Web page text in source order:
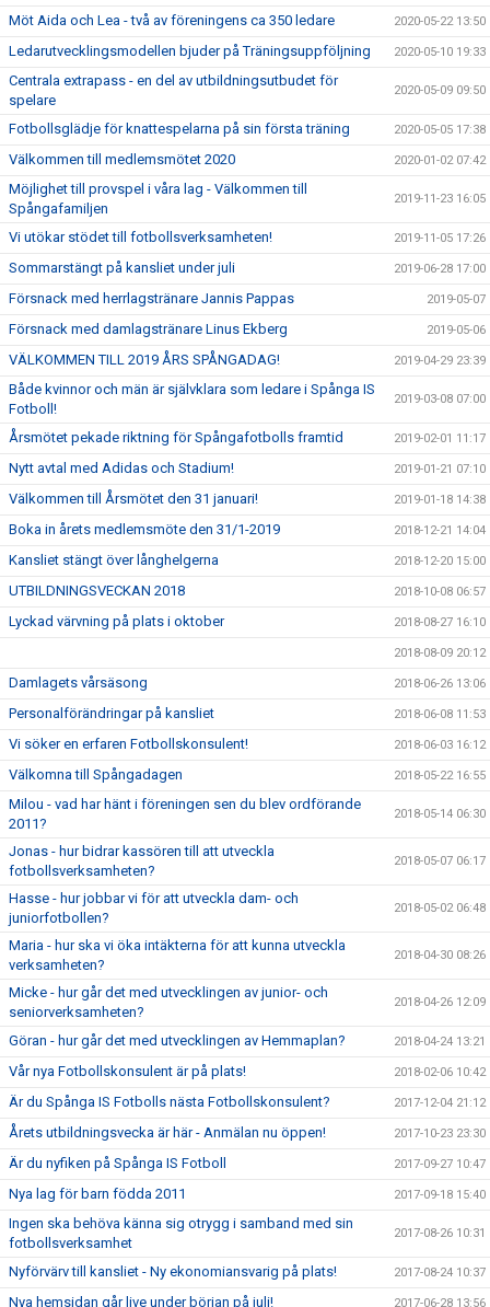
Möt Aida och Lea - två av föreningens ca 350 ledare 2020-05-22 13:50
Ledarutvecklingsmodellen bjuder på Träningsuppföljning 2020-05-10 19:33
Centrala extrapass - en del av utbildningsutbudet för
spelare
2020-05-09 09:50
Fotbollsglädje för knattespelarna på sin första träning 2020-05-05 17:38
Välkommen till medlemsmötet 2020 2020-01-02 07:42
Möjlighet till provspel i våra lag - Välkommen till
Spångafamiljen
2019-11-23 16:05
Vi utökar stödet till fotbollsverksamheten! 2019-11-05 17:26
Sommarstängt på kansliet under juli 2019-06-28 17:00
Försnack med herrlagstränare Jannis Pappas 2019-05-07
Försnack med damlagstränare Linus Ekberg 2019-05-06
VÄLKOMMEN TILL 2019 ÅRS SPÅNGADAG! 2019-04-29 23:39
Både kvinnor och män är självklara som ledare i Spånga IS
Fotboll!
2019-03-08 07:00
Årsmötet pekade riktning för Spångafotbolls framtid 2019-02-01 11:17
Nytt avtal med Adidas och Stadium! 2019-01-21 07:10
Välkommen till Årsmötet den 31 januari! 2019-01-18 14:38
Boka in årets medlemsmöte den 31/1-2019 2018-12-21 14:04
Kansliet stängt över långhelgerna 2018-12-20 15:00
UTBILDNINGSVECKAN 2018 2018-10-08 06:57
Lyckad värvning på plats i oktober 2018-08-27 16:10
2018-08-09 20:12
Damlagets vårsäsong 2018-06-26 13:06
Personalförändringar på kansliet 2018-06-08 11:53
Vi söker en erfaren Fotbollskonsulent! 2018-06-03 16:12
Välkomna till Spångadagen 2018-05-22 16:55
Milou - vad har hänt i föreningen sen du blev ordförande
2011?
2018-05-14 06:30
Jonas - hur bidrar kassören till att utveckla
fotbollsverksamheten?
2018-05-07 06:17
Hasse - hur jobbar vi för att utveckla dam- och
juniorfotbollen?
2018-05-02 06:48
Maria - hur ska vi öka intäkterna för att kunna utveckla
verksamheten?
2018-04-30 08:26
Micke - hur går det med utvecklingen av junior- och
seniorverksamheten?
2018-04-26 12:09
Göran - hur går det med utvecklingen av Hemmaplan? 2018-04-24 13:21
Vår nya Fotbollskonsulent är på plats! 2018-02-06 10:42
Är du Spånga IS Fotbolls nästa Fotbollskonsulent? 2017-12-04 21:12
Årets utbildningsvecka är här - Anmälan nu öppen! 2017-10-23 23:30
Är du nyfiken på Spånga IS Fotboll 2017-09-27 10:47
Nya lag för barn födda 2011 2017-09-18 15:40
Ingen ska behöva känna sig otrygg i samband med sin
fotbollsverksamhet
2017-08-26 10:31
Nyförvärv till kansliet - Ny ekonomiansvarig på plats! 2017-08-24 10:37
Nya hemsidan går live under början på juli! 2017-06-28 13:56